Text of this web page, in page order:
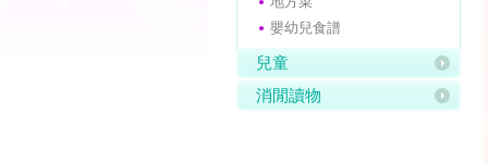
嬰幼兒食譜
兒童
消閒讀物